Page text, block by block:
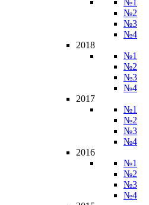
№1
№2
№3
№4
2018
№1
№2
№3
№4
2017
№1
№2
№3
№4
2016
№1
№2
№3
№4